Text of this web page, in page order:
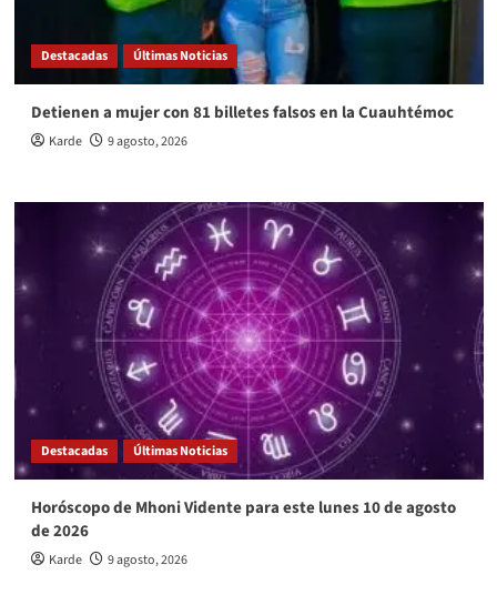
Destacadas Últimas Noticias
Detienen a mujer con 81 billetes falsos en la Cuauhtémoc
Karde 9 agosto, 2026
Destacadas Últimas Noticias
Horóscopo de Mhoni Vidente para este lunes 10 de agosto
de 2026
Karde 9 agosto, 2026